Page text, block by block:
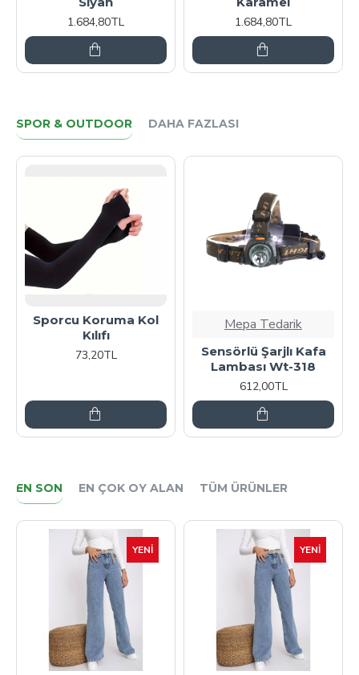
1.684,80TL
1.684,80TL
SPOR & OUTDOOR DAHA FAZLASI
Sporcu Koruma Kol
Kılıfı
73,20TL
Mepa Tedarik
Sensörlü Şarjlı Kafa
Lambası Wt-318
612,00TL
EN SON EN ÇOK OY ALAN TÜM ÜRÜNLER
YENI YENI